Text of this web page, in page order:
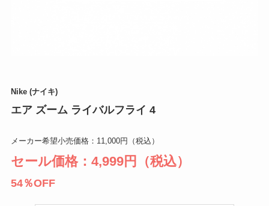
Nike (ナイキ)
エア ズーム ライバルフライ 4
メーカー希望小売価格：11,000円（税込）
セール価格：4,999円（税込）
54％OFF